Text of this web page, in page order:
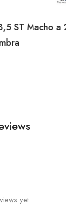
ST Macho a
yet.